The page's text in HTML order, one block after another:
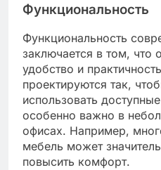
Функциональность
Функциональность
заключается в том, что
удобство и
проектируются так,
использовать
особенно важно в
офисах. Например,
мебель может
повысить комфорт.